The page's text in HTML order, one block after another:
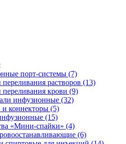
порт-системы (7)
растворов (13)
крови (9)
инфузионные (32)
коннекторы (5)
(15)
«Мини-спайки» (4)
(6)